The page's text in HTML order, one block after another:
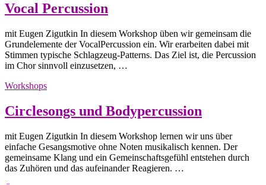
Vocal Percussion
mit Eugen Zigutkin In diesem Workshop üben wir gemeinsam die
Grundelemente der VocalPercussion ein. Wir erarbeiten dabei mit
Stimmen typische Schlagzeug-Patterns. Das Ziel ist, die Percussion
im Chor sinnvoll einzusetzen, …
Workshops
Circlesongs und Bodypercussion
mit Eugen Zigutkin In diesem Workshop lernen wir uns über
einfache Gesangsmotive ohne Noten musikalisch kennen. Der
gemeinsame Klang und ein Gemeinschaftsgefühl entstehen durch
das Zuhören und das aufeinander Reagieren. …